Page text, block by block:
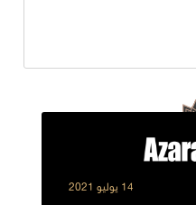
14 يوليو 2021